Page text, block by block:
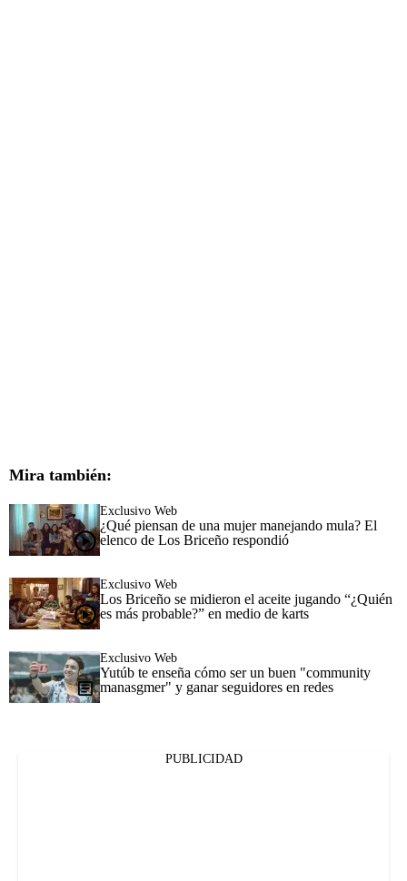
Mira también:
Exclusivo Web
¿Qué piensan de una mujer manejando mula? El
elenco de Los Briceño respondió
Exclusivo Web
Los Briceño se midieron el aceite jugando “¿Quién
es más probable?” en medio de karts
Exclusivo Web
Yutúb te enseña cómo ser un buen "community
manasgmer" y ganar seguidores en redes
PUBLICIDAD